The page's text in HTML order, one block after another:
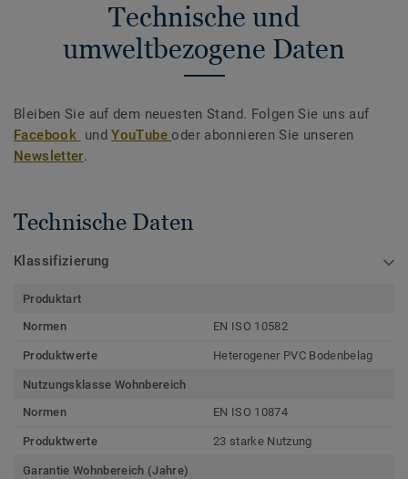
Technische und
umweltbezogene Daten
Bleiben Sie auf dem neuesten Stand. Folgen Sie uns auf
Facebook undYouTubeoder abonnieren Sie unseren
Newsletter.
Technische Daten
Klassifizierung
Produktart
Normen
EN ISO 10582
Produktwerte Heterogener PVC Bodenbelag
Nutzungsklasse Wohnbereich
Normen
EN ISO 10874
Produktwerte 23 starke Nutzung
Garantie Wohnbereich (Jahre)